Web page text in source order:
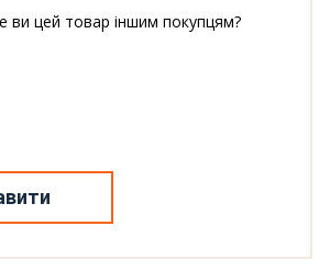
ви цей товар іншим покупцям?